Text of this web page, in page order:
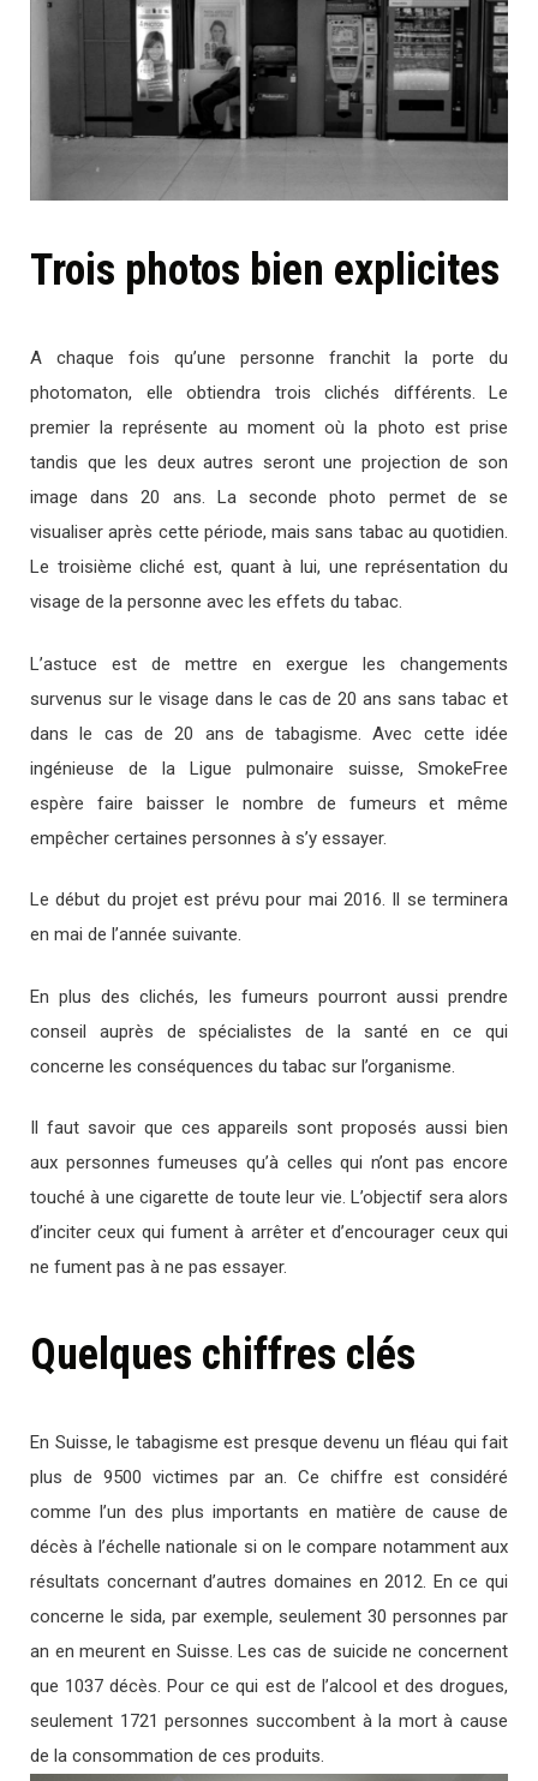
Trois photos bien explicites
A chaque fois qu’une personne franchit la porte du
photomaton, elle obtiendra trois clichés différents. Le
premier la représente au moment où la photo est prise
tandis que les deux autres seront une projection de son
image dans 20 ans. La seconde photo permet de se
visualiser après cette période, mais sans tabac au quotidien.
Le troisième cliché est, quant à lui, une représentation du
visage de la personne avec les effets du tabac.
L’astuce est de mettre en exergue les changements
survenus sur le visage dans le cas de 20 ans sans tabac et
dans le cas de 20 ans de tabagisme. Avec cette idée
ingénieuse de la Ligue pulmonaire suisse, SmokeFree
espère faire baisser le nombre de fumeurs et même
empêcher certaines personnes à s’y essayer.
Le début du projet est prévu pour mai 2016. Il se terminera
en mai de l’année suivante.
En plus des clichés, les fumeurs pourront aussi prendre
conseil auprès de spécialistes de la santé en ce qui
concerne les conséquences du tabac sur l’organisme.
Il faut savoir que ces appareils sont proposés aussi bien
aux personnes fumeuses qu’à celles qui n’ont pas encore
touché à une cigarette de toute leur vie. L’objectif sera alors
d’inciter ceux qui fument à arrêter et d’encourager ceux qui
ne fument pas à ne pas essayer.
Quelques chiffres clés
En Suisse, le tabagisme est presque devenu un fléau qui fait
plus de 9500 victimes par an. Ce chiffre est considéré
comme l’un des plus importants en matière de cause de
décès à l’échelle nationale si on le compare notamment aux
résultats concernant d’autres domaines en 2012. En ce qui
concerne le sida, par exemple, seulement 30 personnes par
an en meurent en Suisse. Les cas de suicide ne concernent
que 1037 décès. Pour ce qui est de l’alcool et des drogues,
seulement 1721 personnes succombent à la mort à cause
de la consommation de ces produits.